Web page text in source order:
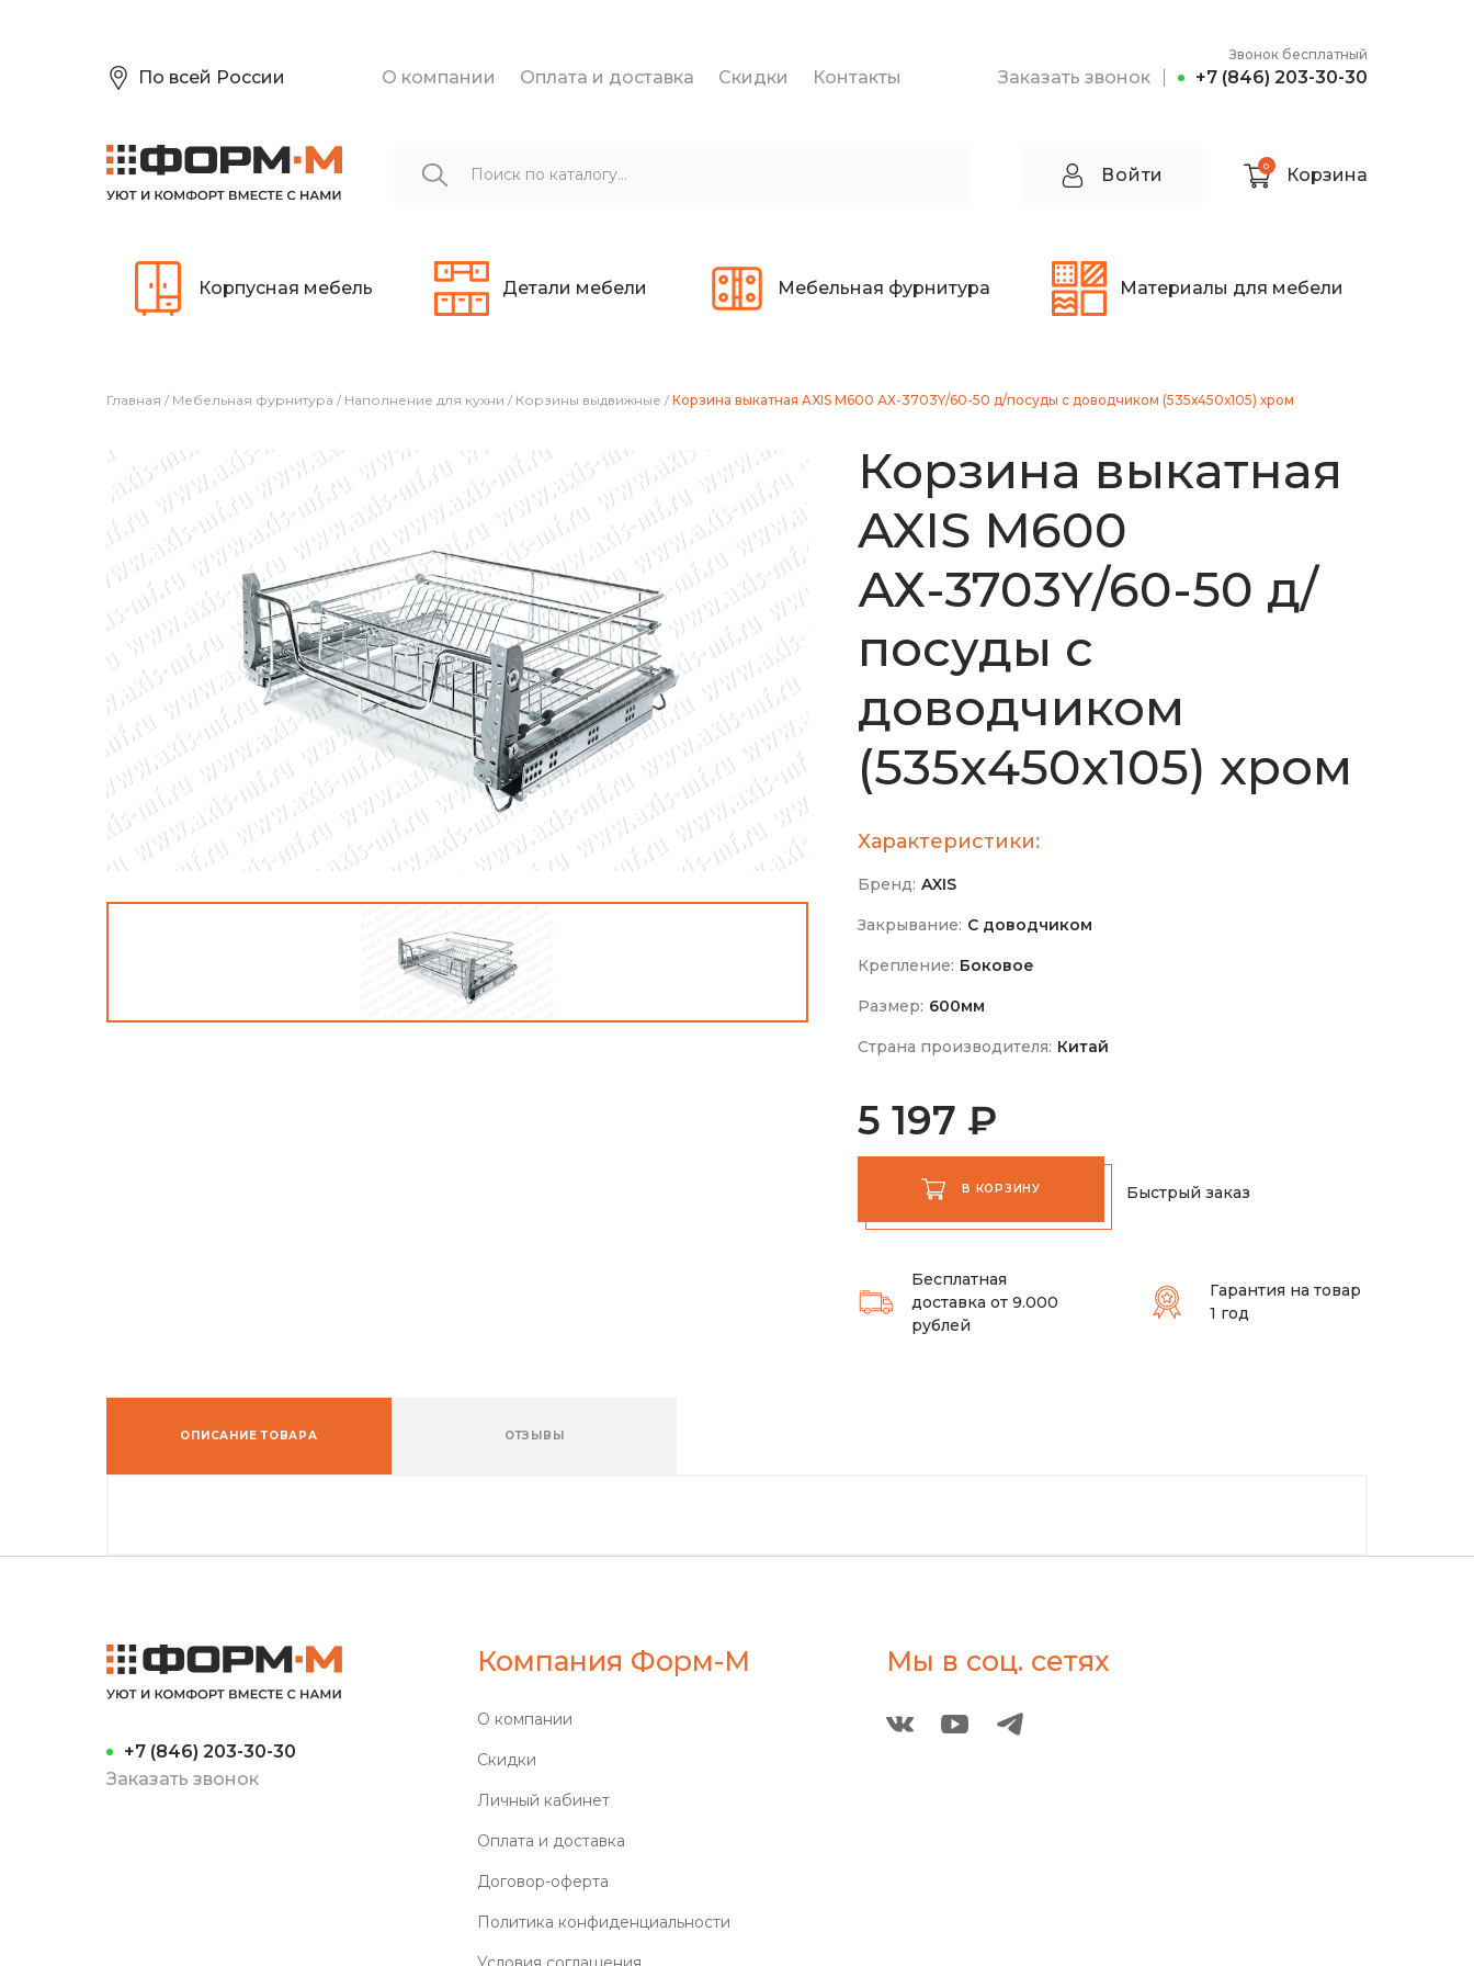
По всей России О компании Оплата и доставка Скидки Контакты Заказать звонок
Звонок бесплатный
+7 (846) 203-30-30
Войти 0 Корзина
Корпусная мебель Детали мебели Мебельная фурнитура Материалы для мебели
Главная / Мебельная фурнитура / Наполнение для кухни / Корзины выдвижные / Корзина выкатная AXIS М600 АХ-3703Y/60-50 д/посуды с доводчиком (535х450х105) хром
Корзина выкатная
AXIS М600
АХ-3703Y/60-50 д/
посуды с
доводчиком
(535х450х105) хром
Характеристики:
Бренд: AXIS
Закрывание: С доводчиком
Крепление: Боковое
Размер: 600мм
Страна производителя: Китай
5 197 ₽
В КОРЗИНУ Быстрый заказ
Бесплатная
доставка от 9.000
рублей
Гарантия на товар
1 год
ОПИСАНИЕ ТОВАРА ОТЗЫВЫ
+7 (846) 203-30-30
Заказать звонок
Компания Форм-М
О компании
Скидки
Личный кабинет
Оплата и доставка
Договор-оферта
Политика конфиденциальности
Мы в соц. сетях